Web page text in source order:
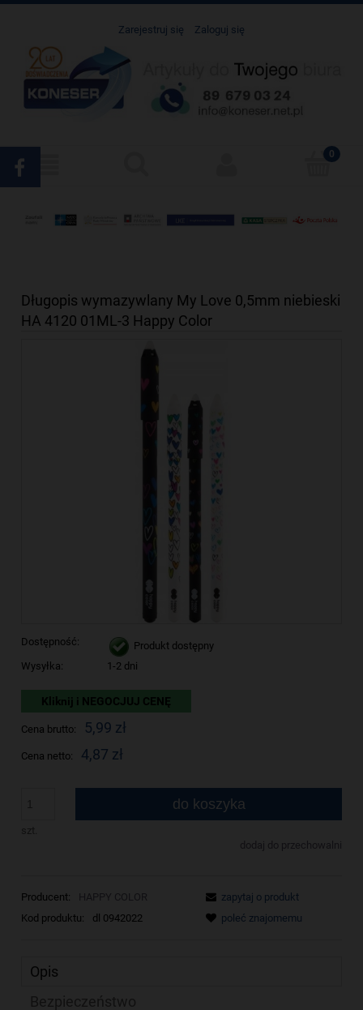
Zarejestruj się Zaloguj się
Długopis wymazywlany My Love 0,5mm niebieski
HA 4120 01ML-3 Happy Color
Dostępność:
Produkt dostępny
Wysyłka:
1-2 dni
Kliknij i NEGOCJUJ CENĘ
Cena brutto: 5,99 zł
Cena netto: 4,87 zł
do koszyka
dodaj do przechowalni
Producent:
HAPPY COLOR
Kod produktu:
dl 0942022
zapytaj o produkt
poleć znajomemu
Opis